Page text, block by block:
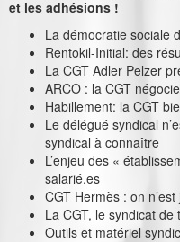
et les adhésions !
La démocratie sociale
Rentokil-Initial: des
La CGT Adler Pelzer
ARCO : la CGT
Habillement: la CGT
Le délégué syndical
syndical à connaître
L’enjeu des «
salarié.es
CGT Hermès : on
La CGT, le syndicat
Outils et matériel